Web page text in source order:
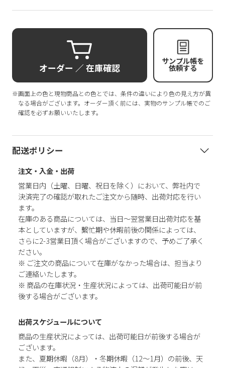
オーダー ／ 在庫確認
サンプル帳を
依頼する
※画面上の色と現物商品との色とでは、条件の違いにより色の見え方が異
なる場合がございます。オーダー頂く前には、実物のサンプル帳でのご
確認を必ずお願いいたします。
配送ポリシー
注文・入金・出荷
営業日内（土曜、日曜、祝日を除く）において、弊社内で
決済完了の確認が取れたご注文から随時、出荷対応を行い
ます。
在庫のある商品については、当日～翌営業日出荷対応を基
本としていますが、繫忙期や休暇前後の関係によっては、
さらに2-3営業日頂く場合がございますので、予めご了承く
ださい。
※ ご注文の商品について在庫がなかった場合は、担当より
ご連絡いたします。
※ 商品の在庫状況・生産状況によっては、出荷可能日が前
後する場合がございます。
出荷スケジュールについて
商品の生産状況によっては、出荷可能日が前後する場合が
ございます。
また、夏期休暇（8月）・冬期休暇（12～1月）の前後、天